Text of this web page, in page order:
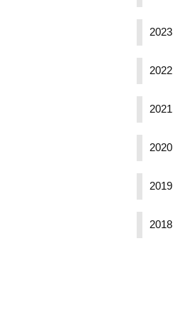
2023
2022
2021
2020
2019
2018